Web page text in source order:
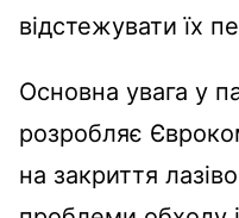
відстежувати їх
Основна увага у
розробляє
на закриття